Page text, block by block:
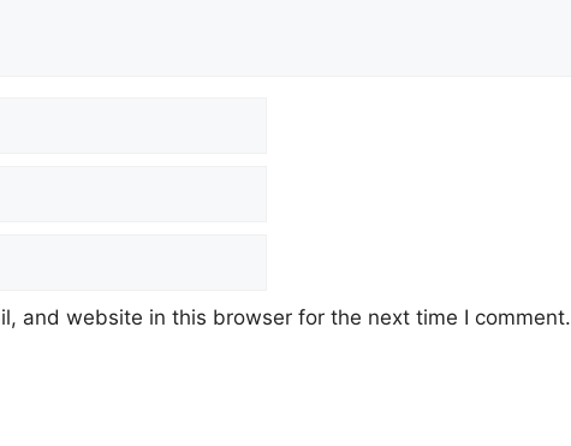
and website in this browser for the next time I comment.